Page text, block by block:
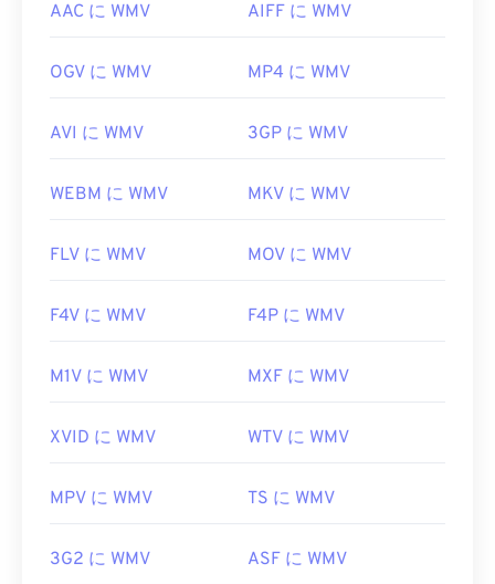
AAC に WMV AIFF に WMV
OGV に WMV MP4 に WMV
AVI に WMV 3GP に WMV
WEBM に WMV MKV に WMV
FLV に WMV MOV に WMV
F4V に WMV F4P に WMV
M1V に WMV MXF に WMV
XVID に WMV WTV に WMV
MPV に WMV TS に WMV
3G2 に WMV ASF に WMV